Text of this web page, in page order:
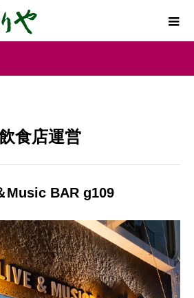
食店運営
Music BAR g109